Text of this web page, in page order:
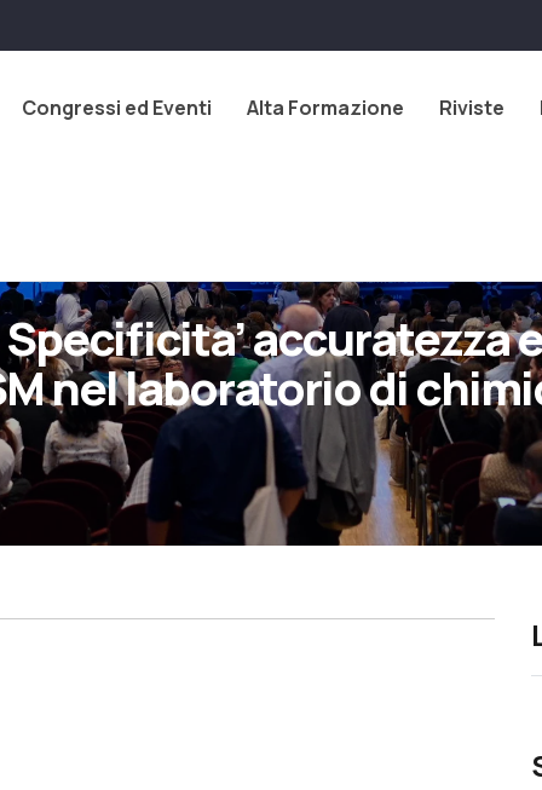
Congressi ed Eventi Alta Formazione Riviste
accuratezza
nel laboratorio di